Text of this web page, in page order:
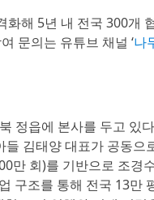
해 5년 내 전국 300개
문의는 유튜브 채널 ‘나
정읍에 본사를 두고 있
김태양 대표가 공동으
만 회)를 기반으로 조경
구조를 통해 전국 13만